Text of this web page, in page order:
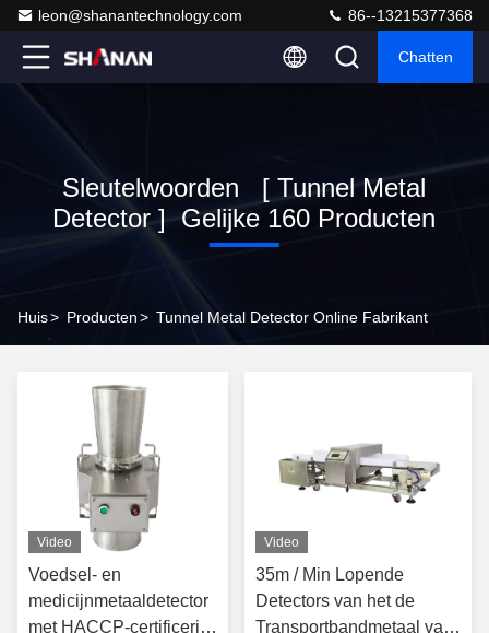
leon@shanantechnology.com 86--13215377368
Chatten
Sleutelwoorden [ Tunnel Metal
Detector ] Gelijke 160 Producten
Huis> Producten> Tunnel Metal Detector Online Fabrikant
Video
Voedsel- en
medicijnmetaaldetector
met HACCP-certificering
Video
35m / Min Lopende
Detectors van het de
Transportbandmetaal van